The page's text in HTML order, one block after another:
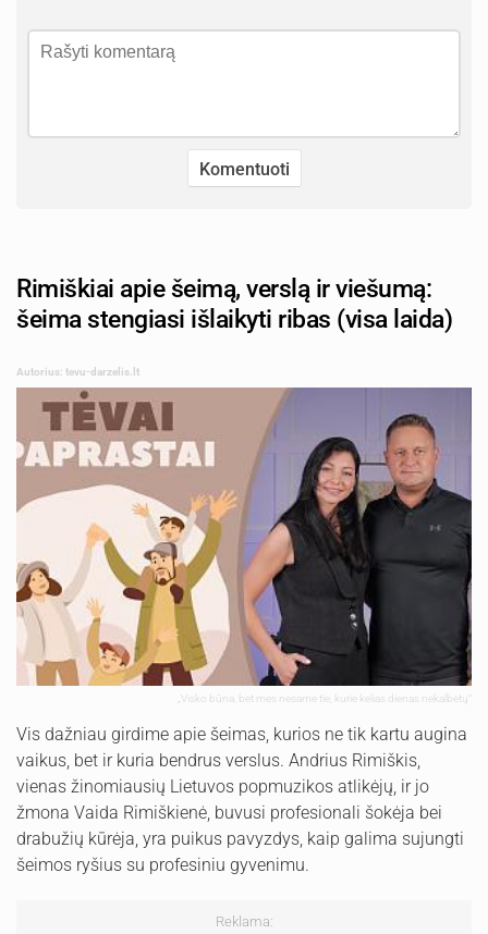
Rimiškiai apie šeimą, verslą ir viešumą:
šeima stengiasi išlaikyti ribas (visa laida)
Autorius: tevu-darzelis.lt
„Visko būna, bet mes nesame tie, kurie kelias dienas nekalbėtų“
Vis dažniau girdime apie šeimas, kurios ne tik kartu augina
vaikus, bet ir kuria bendrus verslus. Andrius Rimiškis,
vienas žinomiausių Lietuvos popmuzikos atlikėjų, ir jo
žmona Vaida Rimiškienė, buvusi profesionali šokėja bei
drabužių kūrėja, yra puikus pavyzdys, kaip galima sujungti
šeimos ryšius su profesiniu gyvenimu.
Reklama: